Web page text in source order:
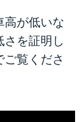
高が低いな
さを証明し
覧くださ